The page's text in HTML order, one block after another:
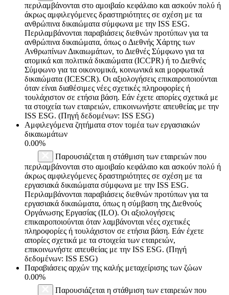
περιλαμβάνονται στο αμοιβαίο κεφάλαιο και ασκούν πολύ ή
άκρως αμφιλεγόμενες δραστηριότητες σε σχέση με τα
ανθρώπινα δικαιώματα σύμφωνα με την ISS ESG.
Περιλαμβάνονται παραβιάσεις διεθνών προτύπων για τα
ανθρώπινα δικαιώματα, όπως ο Διεθνής Χάρτης των
Ανθρωπίνων Δικαιωμάτων, το Διεθνές Σύμφωνο για τα
ατομικά και πολιτικά δικαιώματα (ICCPR) ή το Διεθνές
Σύμφωνο για τα οικονομικά, κοινωνικά και μορφωτικά
δικαιώματα (ICESCR). Οι αξιολογήσεις επικαιροποιούνται
όταν είναι διαθέσιμες νέες σχετικές πληροφορίες ή
τουλάχιστον σε ετήσια βάση. Εάν έχετε απορίες σχετικά με
τα στοιχεία των εταιρειών, επικοινωνήστε απευθείας με την
ISS ESG. (Πηγή δεδομένων: ISS ESG)
Αμφιλεγόμενα ζητήματα στον τομέα των εργασιακών
δικαιωμάτων
0.00%
Παρουσιάζεται η στάθμιση των εταιρειών που
περιλαμβάνονται στο αμοιβαίο κεφάλαιο και ασκούν πολύ ή
άκρως αμφιλεγόμενες δραστηριότητες σε σχέση με τα
εργασιακά δικαιώματα σύμφωνα με την ISS ESG.
Περιλαμβάνονται παραβιάσεις διεθνών προτύπων για τα
εργασιακά δικαιώματα, όπως η σύμβαση της Διεθνούς
Οργάνωσης Εργασίας (ILO). Οι αξιολογήσεις
επικαιροποιούνται όταν λαμβάνονται νέες σχετικές
πληροφορίες ή τουλάχιστον σε ετήσια βάση. Εάν έχετε
απορίες σχετικά με τα στοιχεία των εταιρειών,
επικοινωνήστε απευθείας με την ISS ESG. (Πηγή
δεδομένων: ISS ESG)
Παραβιάσεις αρχών της καλής μεταχείρισης των ζώων
0.00%
Παρουσιάζεται η στάθμιση των εταιρειών που